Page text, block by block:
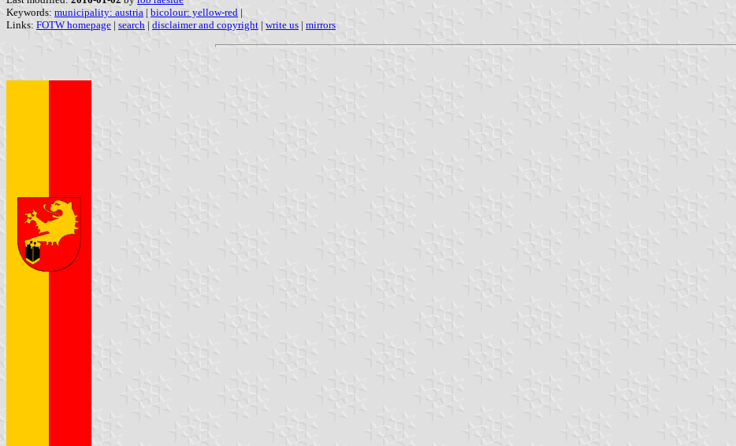
Keywords: municipality: austria | bicolour: yellow-red |
Links: FOTW homepage | search | disclaimer and copyright | write us | mirrors